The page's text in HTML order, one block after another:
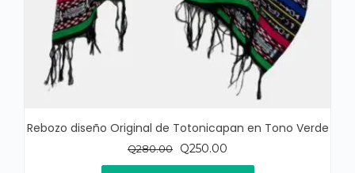
Rebozo diseño Original de Totonicapan en Tono Verde
Q280.00
El
precio
Q250.00
precio